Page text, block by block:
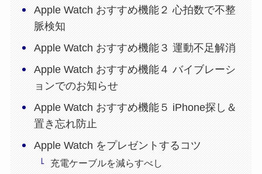
Apple Watch おすすめ機能２ 心拍数で不整
脈検知
Apple Watch おすすめ機能３ 運動不足解消
Apple Watch おすすめ機能４ バイブレーシ
ョンでのお知らせ
Apple Watch おすすめ機能５ iPhone探し＆
置き忘れ防止
Apple Watch をプレゼントするコツ
充電ケーブルを減らすべし